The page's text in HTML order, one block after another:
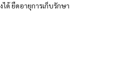
ด้ ยืดอายุการเก็บรักษา